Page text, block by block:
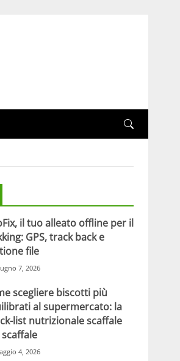
il tuo alleato offline per il
GPS, track back e
file
7, 2026
scegliere biscotti più
al supermercato: la
list nutrizionale scaffale
4, 2026